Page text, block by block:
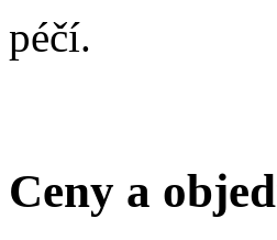
péčí.
Ceny a